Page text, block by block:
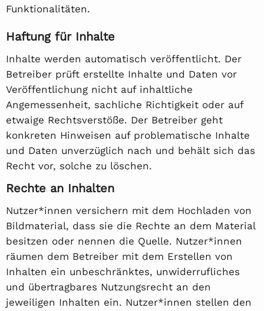
Funktionalitäten.
Haftung für Inhalte
Inhalte werden automatisch veröffentlicht. Der
Betreiber prüft erstellte Inhalte und Daten vor
Veröffentlichung nicht auf inhaltliche
Angemessenheit, sachliche Richtigkeit oder auf
etwaige Rechtsverstöße. Der Betreiber geht
konkreten Hinweisen auf problematische Inhalte
und Daten unverzüglich nach und behält sich das
Recht vor, solche zu löschen.
Rechte an Inhalten
Nutzer*innen versichern mit dem Hochladen von
Bildmaterial, dass sie die Rechte an dem Material
besitzen oder nennen die Quelle. Nutzer*innen
räumen dem Betreiber mit dem Erstellen von
Inhalten ein unbeschränktes, unwiderrufliches
und übertragbares Nutzungsrecht an den
jeweiligen Inhalten ein. Nutzer*innen stellen den